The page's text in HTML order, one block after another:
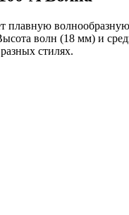
волн (18 мм) и
стилях.